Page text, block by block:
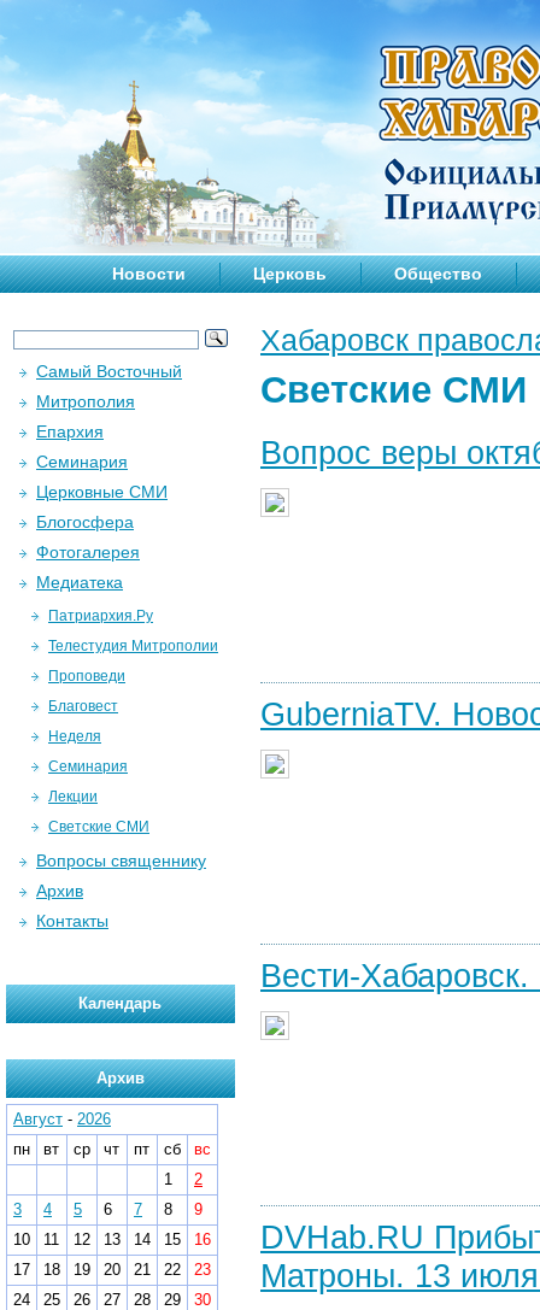
Новости Церковь Общество
Хабаровск
Светские СМИ
Вопрос веры
GuberniaTV.
Вести-
DVHab.RU
Матроны. 13 июля
Самый Восточный
Митрополия
Епархия
Семинария
Церковные СМИ
Блогосфера
Фотогалерея
Медиатека
Патриархия.Ру
Телестудия Митрополии
Проповеди
Благовест
Неделя
Семинария
Лекции
Светские СМИ
Вопросы священнику
Архив
Контакты
Календарь
Архив
Август - 2026
пн
вт ср чт пт сб
вс
1
2
3
4 5 6 7 8
9
10
11 12 13 14 15
16
17
18 19 20 21 22
23
24
25 26 27 28 29
30